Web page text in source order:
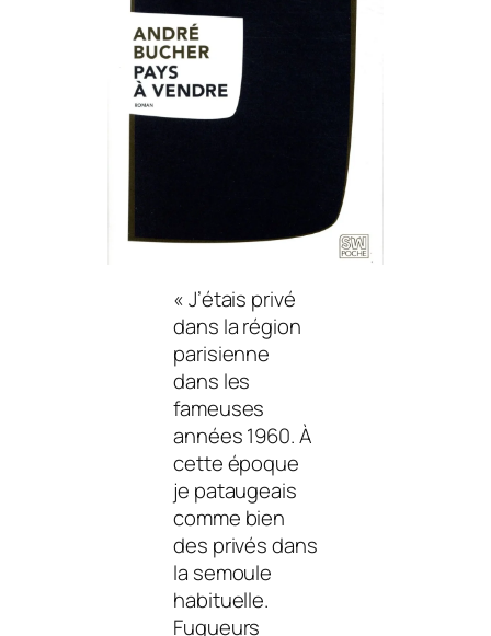
« J’étais privé
dans la région
parisienne
dans les
fameuses
années 1960. À
cette époque
je pataugeais
comme bien
des privés dans
la semoule
habituelle.
Fugueurs